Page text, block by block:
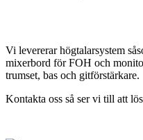
Vi levererar högtalarsystem
mixerbord för FOH och
trumset, bas och gitförstärkare.
Kontakta oss så ser vi till att